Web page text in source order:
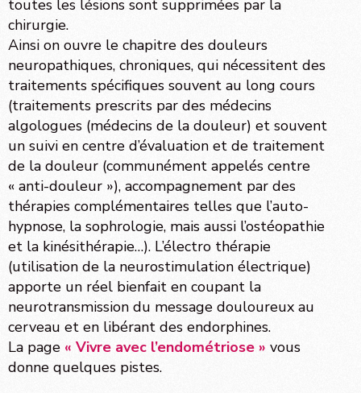
toutes les lésions sont supprimées par la
chirurgie.
Ainsi on ouvre le chapitre des douleurs
neuropathiques, chroniques, qui nécessitent des
traitements spécifiques souvent au long cours
(traitements prescrits par des médecins
algologues (médecins de la douleur) et souvent
un suivi en centre d’évaluation et de traitement
de la douleur (communément appelés centre
« anti-douleur »), accompagnement par des
thérapies complémentaires telles que l’auto-
hypnose, la sophrologie, mais aussi l’ostéopathie
et la kinésithérapie…). L’électro thérapie
(utilisation de la neurostimulation électrique)
apporte un réel bienfait en coupant la
neurotransmission du message douloureux au
cerveau et en libérant des endorphines.
La page « Vivre avec l’endométriose » vous
donne quelques pistes.